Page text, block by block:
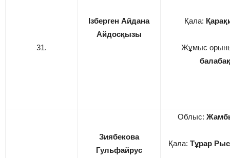
31.
Ізберген Айдана
Айдосқызы
Қала:
Жұмыс
Зиябекова
Гульфайрус
Облыс:
Қала: Тұрар